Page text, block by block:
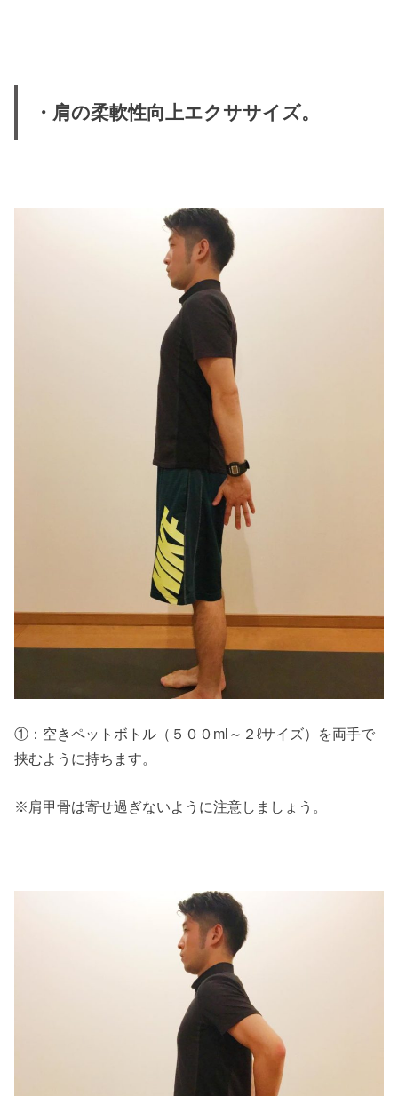
・肩の柔軟性向上エクササイズ。
①：空きペットボトル（５００ml～２ℓサイズ）を両手で
挟むように持ちます。
※肩甲骨は寄せ過ぎないように注意しましょう。